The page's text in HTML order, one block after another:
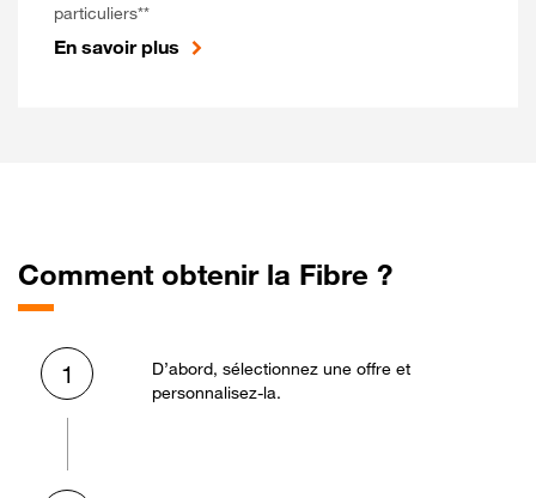
particuliers**
En savoir plus
Comment obtenir la Fibre ?
1
D’abord, sélectionnez une offre et
personnalisez-la.